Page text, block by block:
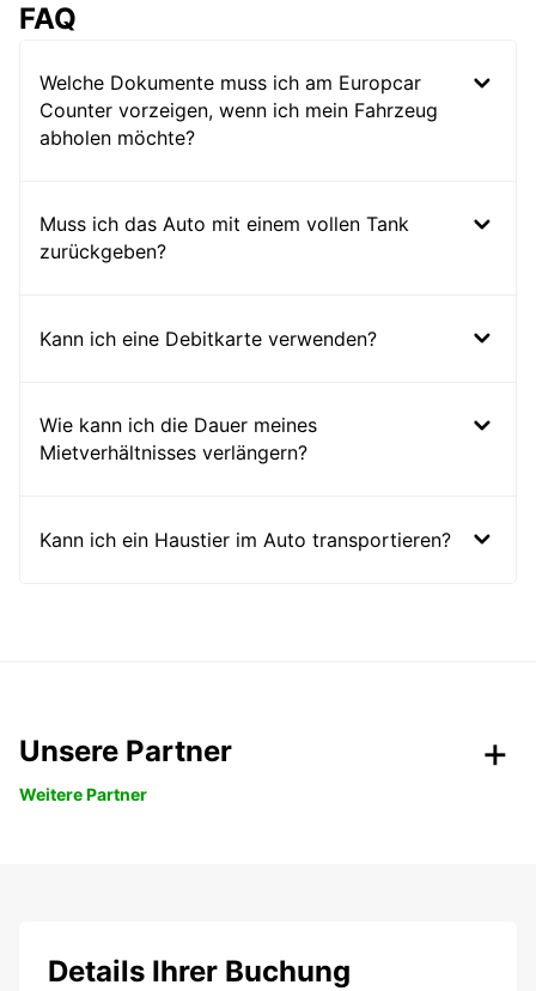
FAQ
Welche Dokumente muss ich am Europcar
Counter vorzeigen, wenn ich mein Fahrzeug
abholen möchte?
Muss ich das Auto mit einem vollen Tank
zurückgeben?
Kann ich eine Debitkarte verwenden?
Wie kann ich die Dauer meines
Mietverhältnisses verlängern?
Kann ich ein Haustier im Auto transportieren?
Unsere Partner
Weitere Partner
Details Ihrer Buchung